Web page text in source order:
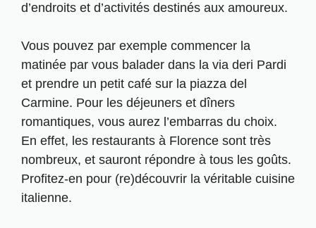
d’endroits et d’activités destinés aux amoureux.
Vous pouvez par exemple commencer la
matinée par vous balader dans la via deri Pardi
et prendre un petit café sur la piazza del
Carmine. Pour les déjeuners et dîners
romantiques, vous aurez l’embarras du choix.
En effet, les restaurants à Florence sont très
nombreux, et sauront répondre à tous les goûts.
Profitez-en pour (re)découvrir la véritable cuisine
italienne.